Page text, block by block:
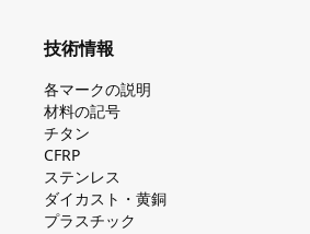
技術情報
各マークの説明
材料の記号
チタン
CFRP
ステンレス
ダイカスト・⻩銅
プラスチック